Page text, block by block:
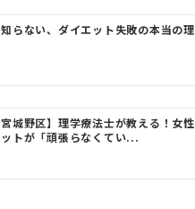
らない、ダイエット失敗の本当の理
宮城野区】理学療法士が教える！女性
トが「頑張らなくてい...